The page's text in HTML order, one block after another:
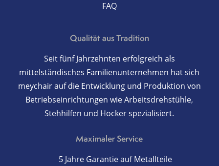
FAQ
Qualität aus Tradition
Seit fünf Jahrzehnten erfolgreich als
mittelständisches Familienunternehmen hat sich
meychair auf die Entwicklung und Produktion von
Betriebseinrichtungen wie Arbeitsdrehstühle,
Stehhilfen und Hocker spezialisiert.
Maximaler Service
5 Jahre Garantie auf Metallteile